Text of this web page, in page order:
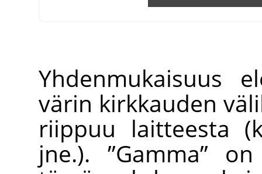
Yhdenmukaisuus
värin kirkkauden
riippuu laitteesta
jne.). ”Gamma” on